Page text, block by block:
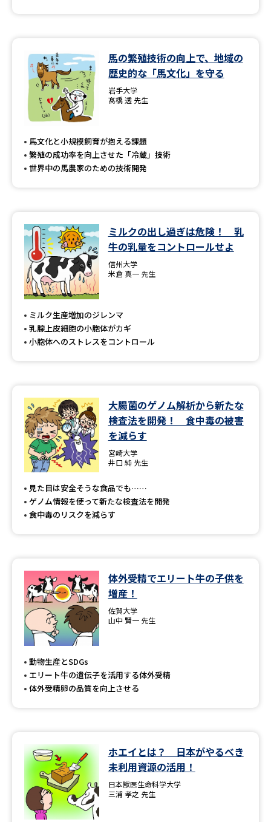
馬の繁殖技術の向上で、地域の
歴史的な「馬文化」を守る
岩手大学
髙橋 透 先生
馬文化と小規模飼育が抱える課題
繁殖の成功率を向上させた「冷蔵」技術
世界中の馬農家のための技術開発
ミルクの出し過ぎは危険！ 乳
牛の乳量をコントロールせよ
信州大学
米倉 真一 先生
ミルク生産増加のジレンマ
乳腺上皮細胞の小胞体がカギ
小胞体へのストレスをコントロール
大腸菌のゲノム解析から新たな
検査法を開発！ 食中毒の被害
を減らす
宮崎大学
井口 純 先生
見た目は安全そうな食品でも……
ゲノム情報を使って新たな検査法を開発
食中毒のリスクを減らす
体外受精でエリート牛の子供を
増産！
佐賀大学
山中 賢一 先生
動物生産とSDGs
エリート牛の遺伝子を活用する体外受精
体外受精卵の品質を向上させる
ホエイとは？ 日本がやるべき
未利用資源の活用！
日本獣医生命科学大学
三浦 孝之 先生